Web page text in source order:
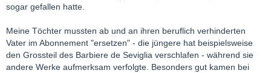
sogar gefallen hatte.
Meine Töchter mussten ab und an ihren beruflich verhinderten
Vater im Abonnement "ersetzen" - die jüngere hat beispielsweise
den Grossteil des Barbiere de Seviglia verschlafen - während sie
andere Werke aufmerksam verfolgte. Besonders gut kamen bei